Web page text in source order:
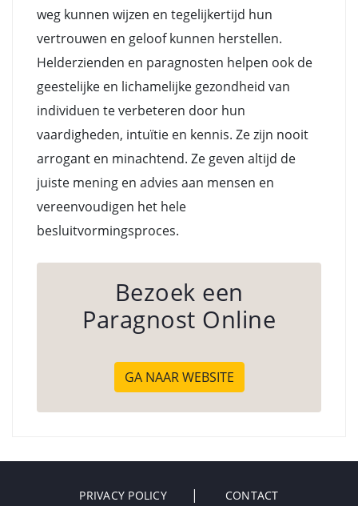
weg kunnen wijzen en tegelijkertijd hun
vertrouwen en geloof kunnen herstellen.
Helderzienden en paragnosten helpen ook de
geestelijke en lichamelijke gezondheid van
individuen te verbeteren door hun
vaardigheden, intuïtie en kennis. Ze zijn nooit
arrogant en minachtend. Ze geven altijd de
juiste mening en advies aan mensen en
vereenvoudigen het hele
besluitvormingsproces.
Bezoek een
Paragnost Online
GA NAAR WEBSITE
PRIVACY POLICY CONTACT